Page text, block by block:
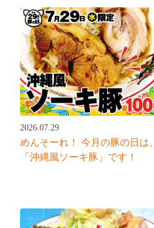
2026.07.29
めんそーれ！ 今月の豚の日は、
「沖縄風ソーキ豚」です！